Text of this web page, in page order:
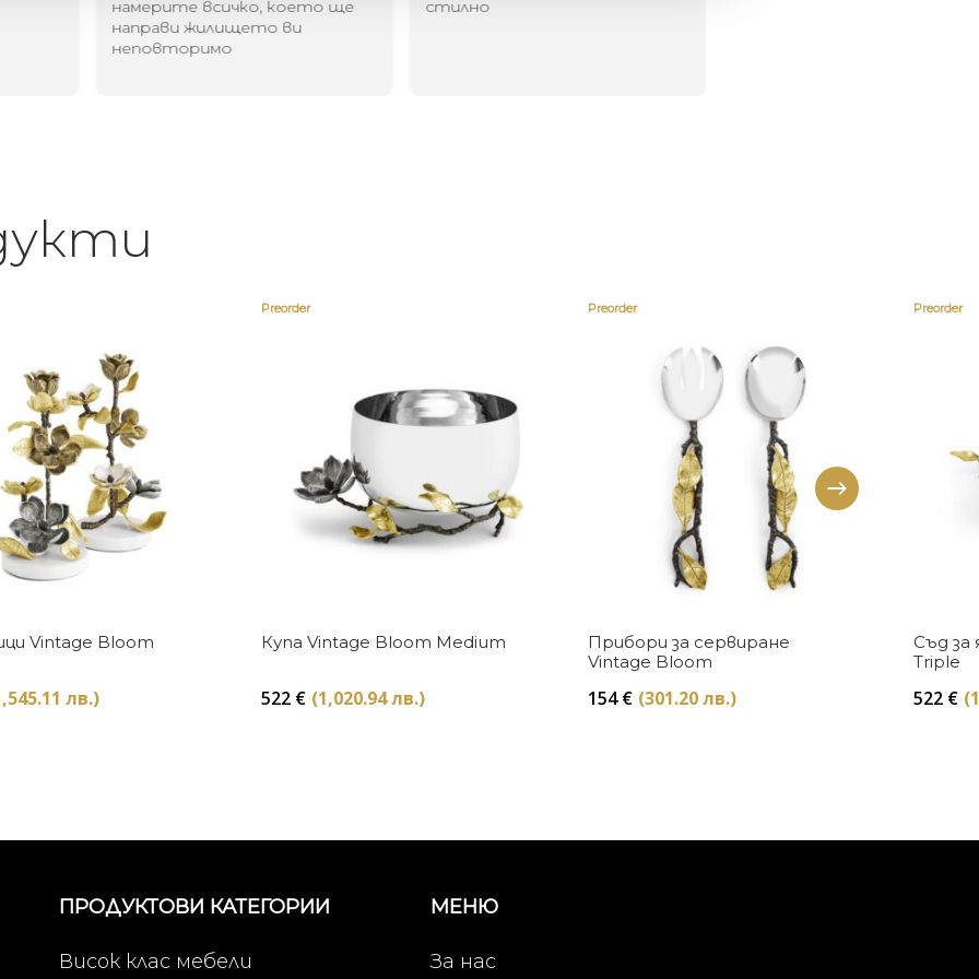
намерите всичко, което ще
направи жилището ви
неповторимо
стилно
Купи
Vintage Bloom
лв.)
Preorder
Купи
Купа Vintage Bloom Medium
522 € (1,020.94 лв.)
Preorder
Купи
Прибори за сервиране
Vintage Bloom
154€ (301.20 лв.)
Preorder
Съд за
Triple
522 €
ПРОДУКТОВИ КАТЕГОРИИ
Висок клас мебели
МЕНЮ
За нас